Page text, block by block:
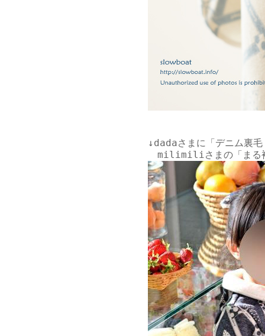
↓dadaさま に「デニム裏
milimiliさまの「まる